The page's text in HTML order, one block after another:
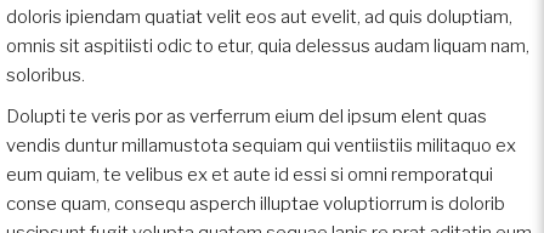
doloris ipiendam quatiat velit eos aut evelit, ad quis doluptiam,
omnis sit aspitiisti odic to etur, quia delessus audam liquam nam,
soloribus.
Dolupti te veris por as verferrum eium del ipsum elent quas
vendis duntur millamustota sequiam qui ventiistiis militaquo ex
eum quiam, te velibus ex et aute id essi si omni remporatqui
conse quam, consequ asperch illuptae voluptiorrum is dolorib